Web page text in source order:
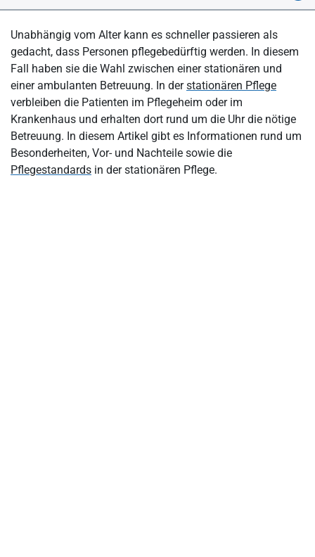
Was zeichnet die stationäre Pflege aus?
Basishygiene in der stationären Pflege
Stationäre Pflege nochmal im Überblick
Unabhängig vom Alter kann es schneller passieren als
gedacht, dass Personen pflegebedürftig werden. In diesem
Fall haben sie die Wahl zwischen einer stationären und
einer ambulanten Betreuung. In derstationären Pflege
verbleiben die Patienten im Pflegeheim oder im
Krankenhaus und erhalten dort rund um die Uhr die nötige
Betreuung. In diesem Artikel gibt es Informationen rund um
Besonderheiten, Vor- und Nachteile sowie die
Pflegestandards in der stationären Pflege.